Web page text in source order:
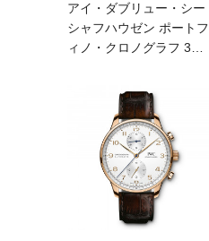
アイ・ダブリュー・シー
シャフハウゼン ポートフ
ィノ・クロノグラフ 3